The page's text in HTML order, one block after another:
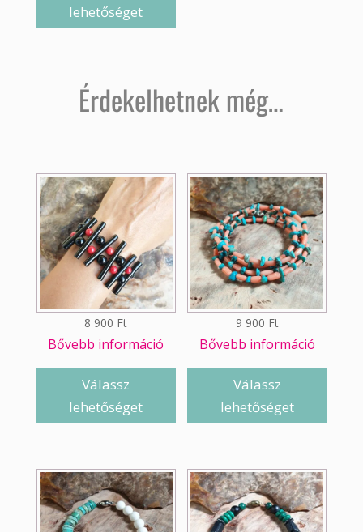
lehetőséget
Érdekelhetnek még…
8 900 Ft
Bővebb információ
Válassz
lehetőséget
9 900 Ft
Bővebb információ
Válassz
lehetőséget